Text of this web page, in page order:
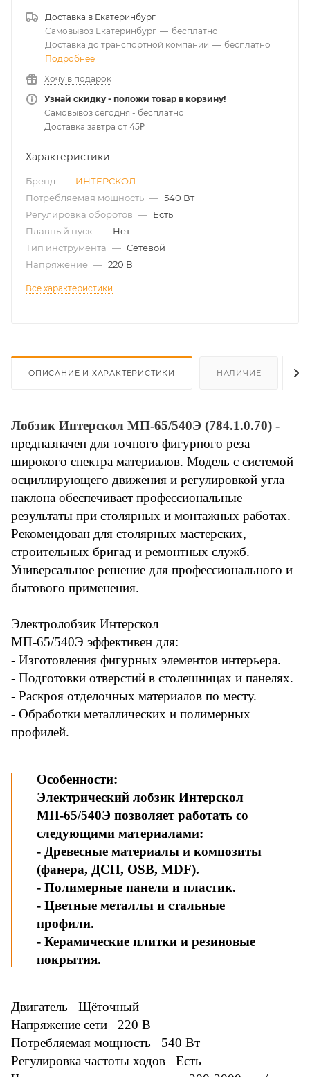
Доставка в Екатеринбург
Самовывоз Екатеринбург — бесплатно
Доставка до транспортной компании — бесплатно
Подробнее
Хочу в подарок
Узнай скидку - положи товар в корзину!
Самовывоз сегодня - бесплатно
Доставка завтра от 45₽
Характеристики
Бренд — ИНТЕРСКОЛ
Потребляемая мощность — 540 Вт
Регулировка оборотов — Есть
Плавный пуск — Нет
Тип инструмента — Сетевой
Напряжение — 220 В
Все характеристики
ОПИСАНИЕ И ХАРАКТЕРИСТИКИ НАЛИЧИЕ
Лобзик Интерскол МП-65/540Э (784.1.0.70) -
предназначен для точного фигурного реза
широкого спектра материалов. Модель с системой
осциллирующего движения и регулировкой угла
наклона обеспечивает профессиональные
результаты при столярных и монтажных работах.
Рекомендован для столярных мастерских,
строительных бригад и ремонтных служб.
Универсальное решение для профессионального и
бытового применения.
Электролобзик Интерскол
МП-65/540Э эффективен для:
- Изготовления фигурных элементов интерьера.
- Подготовки отверстий в столешницах и панелях.
- Раскроя отделочных материалов по месту.
- Обработки металлических и полимерных
профилей.
Особенности:
Электрический лобзик Интерскол
МП-65/540Э позволяет работать со
следующими материалами:
- Древесные материалы и композиты
(фанера, ДСП, OSB, MDF).
- Полимерные панели и пластик.
- Цветные металлы и стальные
профили.
- Керамические плитки и резиновые
покрытия.
Двигатель Щёточный
Напряжение сети 220 В
Потребляемая мощность 540 Вт
Регулировка частоты ходов Есть